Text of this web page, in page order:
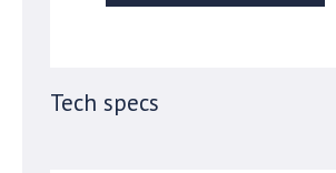
Tech specs